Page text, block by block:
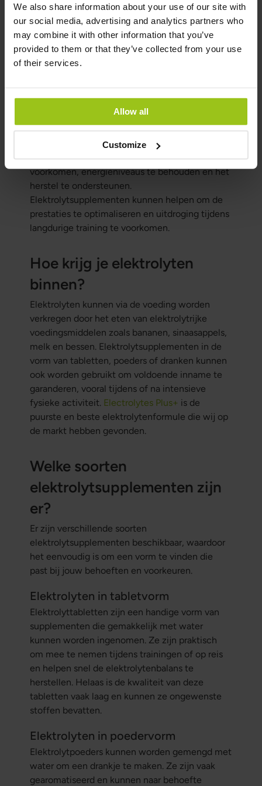
We also share information about your use of our site with
our social media, advertising and analytics partners who
may combine it with other information that you’ve
provided to them or that they’ve collected from your use
of their services.
Allow all
Customize
bij ziektes die uitdroging veroorzaken, zoals
diarree of braken, en bij medische aandoeningen
die de elektrolytbalans beïnvloeden. Daarnaast
zijn ze nuttig in warme en zonnige klimaten.
sporten zoals hardlopen?
Tijdens het hardlopen verliest het lichaam
elektrolyten via zweet. Het vervangen van deze
elektrolyten is belangrijk om spierkrampen te
voorkomen, energieniveaus te behouden en het
herstel te ondersteunen.
Elektrolytsupplementen kunnen helpen om de
prestaties te optimaliseren en uitdroging tijdens
langdurige training te voorkomen.
Hoe krijg je elektrolyten
binnen?
Elektrolyten kunnen via de voeding worden
verkregen door het eten van elektrolytrijke
voedingsmiddelen zoals bananen, sinaasappels,
melk en bessen. Elektrolytsupplementen in de
vorm van tabletten, poeders of dranken kunnen
ook worden gebruikt om voldoende inname te
garanderen, vooral tijdens of na intensieve
fysieke activiteit. Electrolytes Plus+ is de
puurste en beste elektrolytenformule die wij op
de markt hebben gevonden.
Welke soorten
elektrolytsupplementen zijn
er?
Er zijn verschillende soorten
elektrolytsupplementen beschikbaar, waardoor
het eenvoudig is om een vorm te vinden die
past bij jouw behoeften en voorkeuren.
Elektrolyten in tabletvorm
Elektrolyttabletten zijn een handige vorm van
supplementen die gemakkelijk met water
kunnen worden ingenomen. Ze zijn praktisch
om mee te nemen tijdens trainingen of op reis
en helpen snel de elektrolytenbalans te
herstellen. Helaas is de kwaliteit van deze
tabletten vaak laag en kunnen ze ongewenste
stoffen bevatten.
Elektrolyten in poedervorm
Elektrolytpoeders kunnen worden gemengd met
water om een drankje te maken. Ze zijn vaak
gearomatiseerd en kunnen naar behoefte